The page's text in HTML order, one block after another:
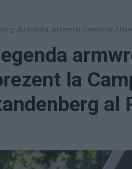
ului mondial, prezent la Campionatul
la
al